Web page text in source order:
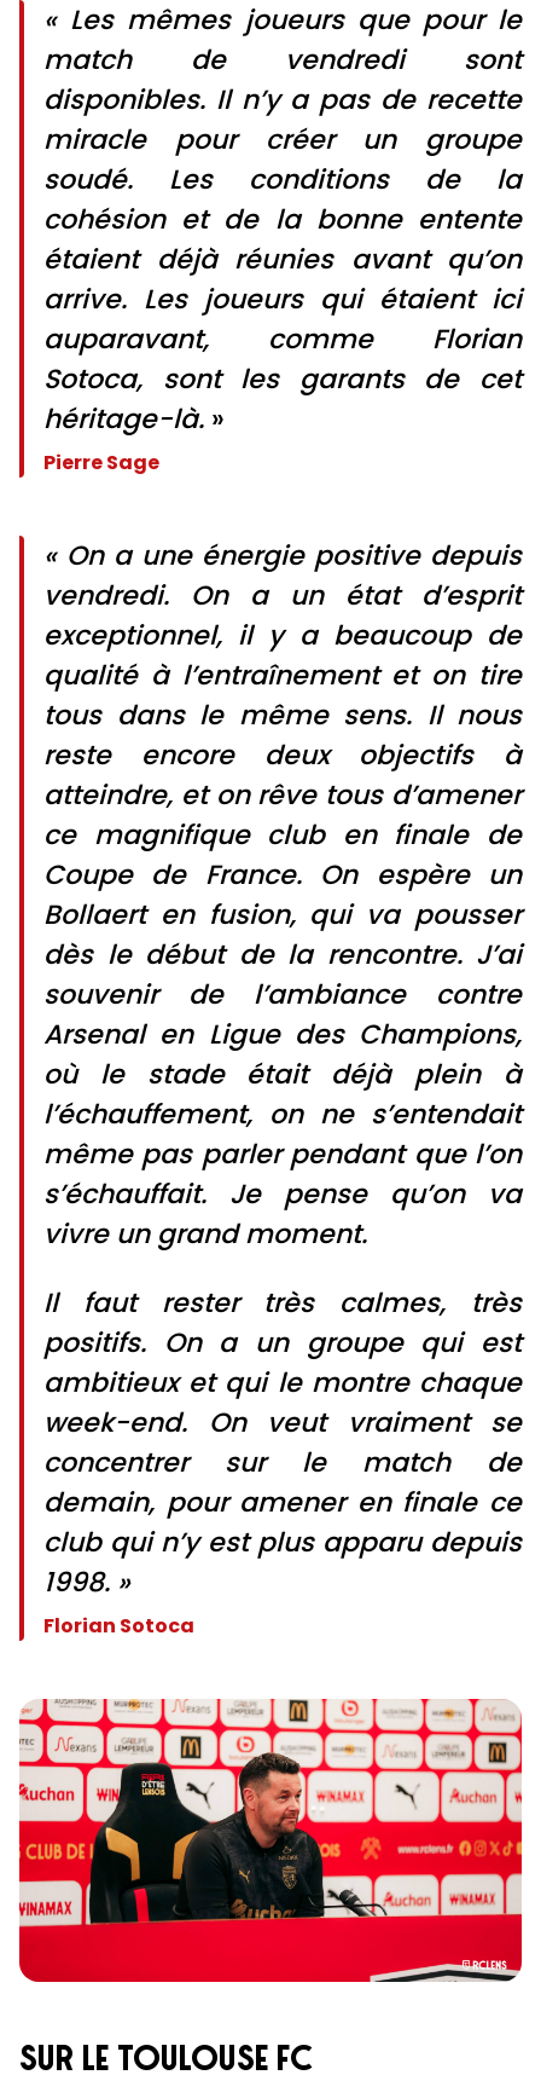
« Les mêmes joueurs que pour le
match de vendredi sont
disponibles. Il n’y a pas de recette
miracle pour créer un groupe
soudé. Les conditions de la
cohésion et de la bonne entente
étaient déjà réunies avant qu’on
arrive. Les joueurs qui étaient ici
auparavant, comme Florian
Sotoca, sont les garants de cet
héritage-là. »
Pierre Sage
« On a une énergie positive depuis
vendredi. On a un état d’esprit
exceptionnel, il y a beaucoup de
qualité à l’entraînement et on tire
tous dans le même sens. Il nous
reste encore deux objectifs à
atteindre, et on rêve tous d’amener
ce magnifique club en finale de
Coupe de France. On espère un
Bollaert en fusion, qui va pousser
dès le début de la rencontre. J’ai
souvenir de l’ambiance contre
Arsenal en Ligue des Champions,
où le stade était déjà plein à
l’échauffement, on ne s’entendait
même pas parler pendant que l’on
s’échauffait. Je pense qu’on va
vivre un grand moment.
Il faut rester très calmes, très
positifs. On a un groupe qui est
ambitieux et qui le montre chaque
week-end. On veut vraiment se
concentrer sur le match de
demain, pour amener en finale ce
club qui n’y est plus apparu depuis
1998. »
Florian Sotoca
SUR LE TOULOUSE FC